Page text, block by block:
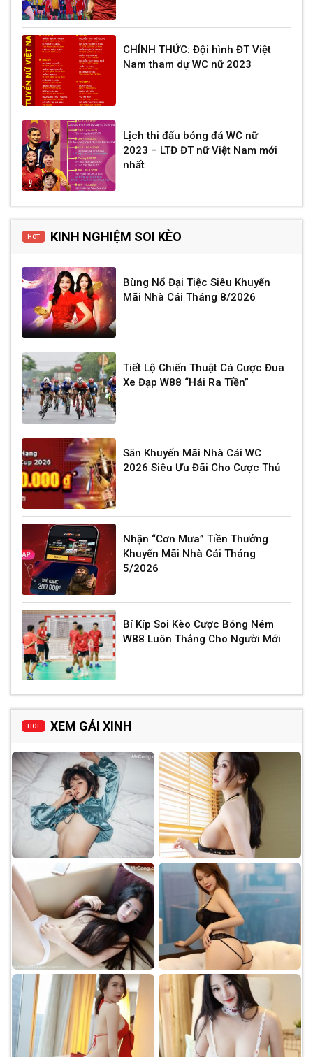
CHÍNH THỨC: Đội hình ĐT Việt
Nam tham dự WC nữ 2023
Lịch thi đấu bóng đá WC nữ
2023 – LTĐ ĐT nữ Việt Nam mới
nhất
HOT KINH NGHIỆM SOI KÈO
Bùng Nổ Đại Tiệc Siêu Khuyến
Mãi Nhà Cái Tháng 8/2026
Tiết Lộ Chiến Thuật Cá Cược Đua
Xe Đạp W88 “Hái Ra Tiền”
Săn Khuyến Mãi Nhà Cái WC
2026 Siêu Ưu Đãi Cho Cược Thủ
Nhận “Cơn Mưa” Tiền Thưởng
Khuyến Mãi Nhà Cái Tháng
5/2026
Bí Kíp Soi Kèo Cược Bóng Ném
W88 Luôn Thắng Cho Người Mới
HOT XEM GÁI XINH